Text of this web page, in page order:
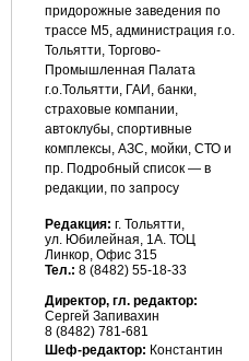
придорожные заведения по
трассе М5, администрация г.о.
Тольятти, Торгово-
Промышленная Палата
г.о.Тольятти, ГАИ, банки,
страховые компании,
автоклубы, спортивные
комплексы, АЗС, мойки, СТО и
пр. Подробный список — в
редакции, по запросу
Редакция: г. Тольятти,
ул. Юбилейная, 1А. ТОЦ
Линкор, Офис 315
Тел.: 8 (8482) 55-18-33
Директор, гл. редактор:
Сергей Запивахин
8 (8482) 781-681
Шеф-редактор: Константин